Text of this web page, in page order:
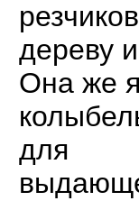
дереву
Она же
для